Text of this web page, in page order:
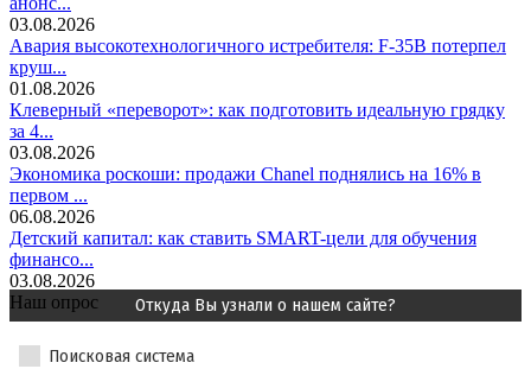
03.08.2026
Авария высокотехнологичного истребителя: F-35B потерпел
круш...
01.08.2026
Клеверный «переворот»: как подготовить идеальную грядку
за 4...
03.08.2026
Экономика роскоши: продажи Chanel поднялись на 16% в
первом ...
06.08.2026
Детский капитал: как ставить SMART-цели для обучения
финансо...
03.08.2026
Наш опрос
Откуда Вы узнали о нашем сайте?
Поисковая система